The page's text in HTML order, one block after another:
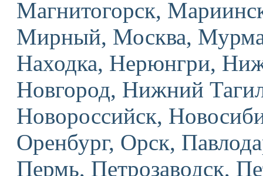
Магнитогорск,
Мирный, Москва,
Находка, Нерюнгри,
Новгород, Нижний
Новороссийск,
Оренбург, Орск,
Пермь, Петрозаводск,